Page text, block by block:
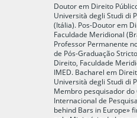
Doutor em Direito
Università degli Studi di
(Itália). Pos-Doutor em
Faculdade Meridional
Professor Permanente
de Pós-Graduação
Direito, Faculdade
IMED. Bacharel em
Università degli Studi di
Membro pesquisador do
Internacional de
behind Bars in Europe»